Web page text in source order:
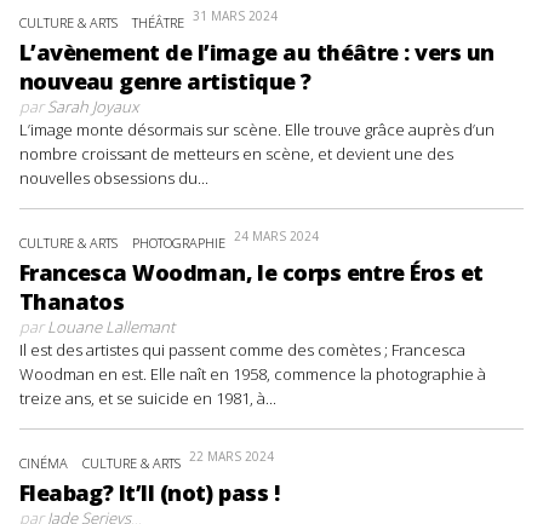
CULTURE & ARTS THÉÂTRE 31 MARS 2024
L’avènement de l’image au théâtre : vers un
nouveau genre artistique ?
parSarah Joyaux
L’image monte désormais sur scène. Elle trouve grâce auprès d’un
nombre croissant de metteurs en scène, et devient une des
nouvelles obsessions du...
CULTURE & ARTS PHOTOGRAPHIE 24 MARS 2024
Francesca Woodman, le corps entre Éros et
Thanatos
parLouane Lallemant
Il est des artistes qui passent comme des comètes ; Francesca
Woodman en est. Elle naît en 1958, commence la photographie à
treize ans, et se suicide en 1981, à...
CINÉMA CULTURE & ARTS 22 MARS 2024
Fleabag? It’ll (not) pass !
parJade Serieys...